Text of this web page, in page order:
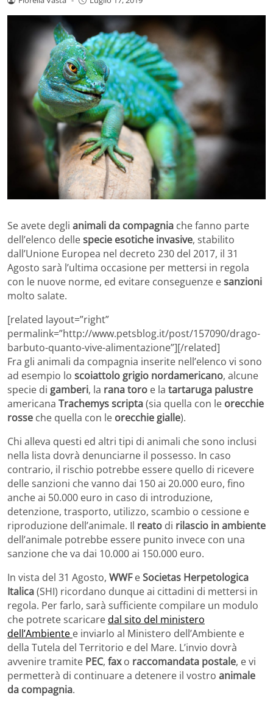
Se avete degli animali da compagnia che fanno parte
dell’elenco dellespecie esotiche invasive, stabilito
dall’Unione Europea nel decreto 230 del 2017, il 31
Agosto sarà l’ultima occasione per mettersi in regola
con le nuove norme, ed evitare conseguenze esanzioni
molto salate.
[related layout=”right”
permalink=”http://www.petsblog.it/post/157090/drago-
barbuto-quanto-vive-alimentazione”][/related]
Fra gli animali da compagnia inserite nell’elenco vi sono
ad esempio lo scoiattolo grigio nordamericano, alcune
specie di gamberi, la rana toro e la tartaruga palustre
americana Trachemys scripta(sia quella con le orecchie
rosse che quella con le orecchie gialle).
Chi alleva questi ed altri tipi di animali che sono inclusi
nella lista dovrà denunciarne il possesso. In caso
contrario, il rischio potrebbe essere quello di ricevere
delle sanzioni che vanno dai 150 ai 20.000 euro, fino
anche ai 50.000 euro in caso di introduzione,
detenzione, trasporto, utilizzo, scambio o cessione e
riproduzione dell’animale. Il reato di rilascio in ambiente
dell’animale potrebbe essere punito invece con una
sanzione che va dai 10.000 ai 150.000 euro.
In vista del 31 Agosto, WWFeSocietas Herpetologica
Italica(SHI) ricordano dunque ai cittadini di mettersi in
regola. Per farlo, sarà sufficiente compilare un modulo
che potrete scaricaredal sito del ministero
dell’Ambiente e inviarlo al Ministero dell’Ambiente e
della Tutela del Territorio e del Mare. L’invio dovrà
avvenire tramite PEC, faxo raccomandata postale, e vi
permetterà di continuare a detenere il vostro animale
da compagnia.